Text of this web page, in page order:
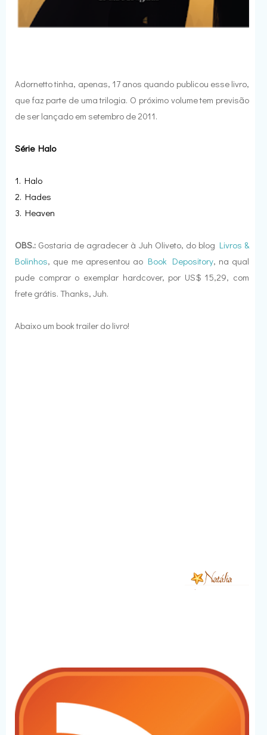
Adornetto tinha, apenas, 17 anos quando publicou esse livro,
que faz parte de uma trilogia. O próximo volume tem previsão
de ser lançado em setembro de 2011.
Série Halo
1. Halo
2. Hades
3. Heaven
OBS.: Gostaria de agradecer à Juh Oliveto, do blog Livros &
Bolinhos, que me apresentou ao Book Depository, na qual
pude comprar o exemplar hardcover, por US$ 15,29, com
frete grátis. Thanks, Juh.
Abaixo um book trailer do livro!